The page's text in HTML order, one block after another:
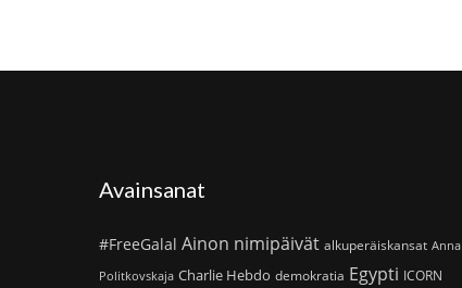
Avainsanat
#FreeGalal Ainon nimipäivät alkuperäiskansat Anna
Politkovskaja Charlie Hebdo demokratia Egypti ICORN